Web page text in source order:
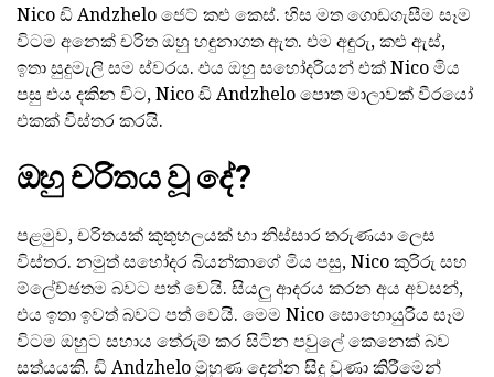
Nico ඩි Andzhelo ජෙට් කළු කෙස්. හිස මත ගොඩගැසීම සෑම
විටම අනෙක් චරිත ඔහු හඳුනාගත ඇත. එම අඳුරු, කළු ඇස්,
ඉතා සුදුමැලි සම ස්වරය. එය ඔහු සහෝදරියන් එක් Nico මිය
පසු එය දකින විට, Nico ඩි Andzhelo පොත මාලාවක් වීරයෝ
එකක් විස්තර කරයි.
ඔහු චරිතය වූ දේ?
පළමුව, චරිතයක් කුතුහලයක් හා නිස්සාර තරුණයා ලෙස
විස්තර. නමුත් සහෝදර බියන්කාගේ මිය පසු, Nico කුරිරු සහ
ම්ලේච්ඡතම බවට පත් වෙයි. සියලු ආදරය කරන අය අවසන්,
එය ඉතා ඉවත් බවට පත් වෙයි. මෙම Nico සොහොයුරිය සෑම
විටම ඔහුට සහාය තේරුම් කර සිටින පවුලේ කෙනෙක් බව
සත්යයකි. ඩි Andzhelo මුහුණ දෙන්න සිදු වුණා කිරීමෙන්